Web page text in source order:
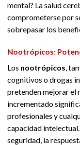
mental? La salud
comprometerse por
sobrepasar los
Nootrópicos:
Los nootrópicos,
cognitivos o drogas
pretenden mejorar el
incrementado
profesionales y
capacidad
seguridad, la